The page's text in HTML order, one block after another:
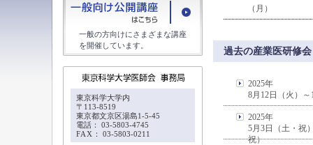
一般の方向けにさまざまな講座
を開催しています。
東京科学大学内
〒113-8519
東京都文京区湯島1-5-45
電話： 03-5803-4745
FAX ： 03-5803-0211
（月）
過去の産業医研修会
2025年
8月12日（火）
2025年
5月3日（土・祝
祝）